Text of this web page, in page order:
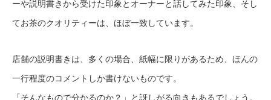
ーや説明書きから受けた印象とオーナーと話してみた印象、そし
てお茶のクオリティーは、ほぼ一致しています。
店舗の説明書きは、多くの場合、紙幅に限りがあるため、ほんの
一行程度のコメントしか書けないものです。
「そんなもので分かるのか？」と訝しがる向きもあるでしょう。